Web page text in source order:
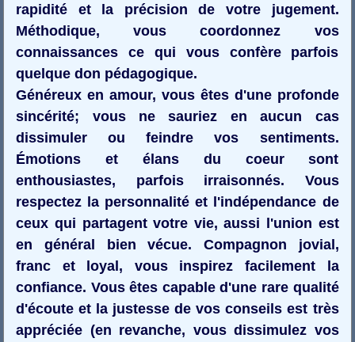
rapidité et la précision de votre jugement.
Méthodique, vous coordonnez vos
connaissances ce qui vous confère parfois
quelque don pédagogique.
Généreux en amour, vous êtes d'une profonde
sincérité; vous ne sauriez en aucun cas
dissimuler ou feindre vos sentiments.
Émotions et élans du coeur sont
enthousiastes, parfois irraisonnés. Vous
respectez la personnalité et l'indépendance de
ceux qui partagent votre vie, aussi l'union est
en général bien vécue. Compagnon jovial,
franc et loyal, vous inspirez facilement la
confiance. Vous êtes capable d'une rare qualité
d'écoute et la justesse de vos conseils est très
appréciée (en revanche, vous dissimulez vos